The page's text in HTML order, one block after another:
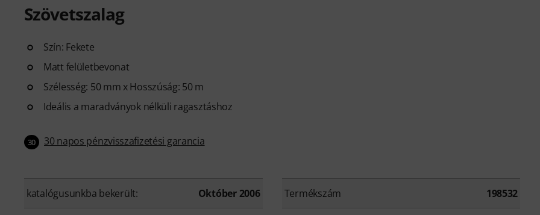
Szövetszalag
Szín: Fekete
Matt felületbevonat
Szélesség: 50 mm x Hosszúság: 50 m
Ideális a maradványok nélküli ragasztáshoz
30 30 napos pénzvisszafizetési garancia
katalógusunkba bekerült: Október 2006 Termékszám 198532